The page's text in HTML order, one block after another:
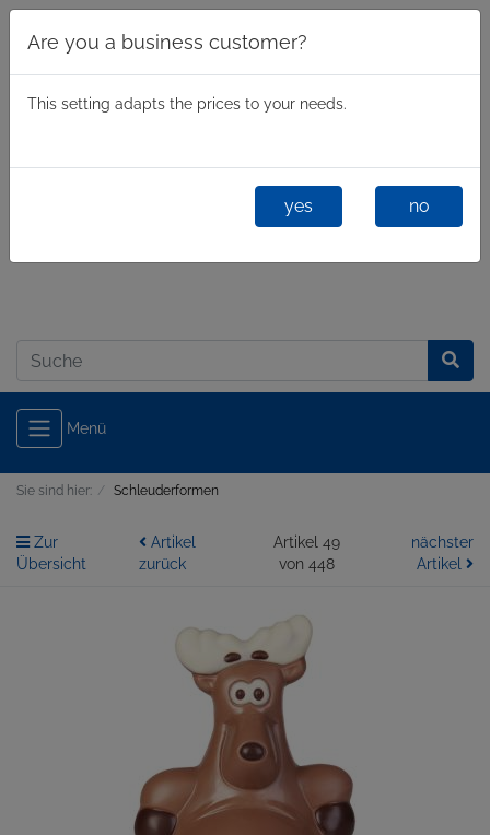
Menü
Are you a business customer?
This setting adapts the prices to your needs.
yes no
Sie sind hier: Schleuderformen
Zur
Übersicht
Artikel
zurück
Artikel 49
von 448
nächster
Artikel